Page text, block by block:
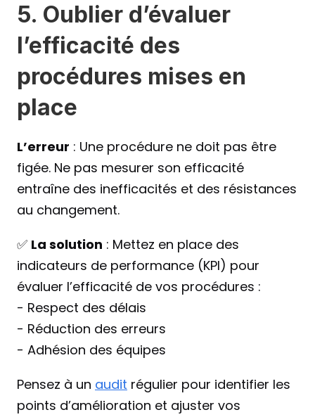
5. Oublier d’évaluer
l’efficacité des
procédures mises en
place
L’erreur : Une procédure ne doit pas être
figée. Ne pas mesurer son efficacité
entraîne des inefficacités et des résistances
au changement.
✅ La solution : Mettez en place des
indicateurs de performance (KPI) pour
évaluer l’efficacité de vos procédures :
- Respect des délais
- Réduction des erreurs
- Adhésion des équipes
Pensez à un audit régulier pour identifier les
points d’amélioration et ajuster vos